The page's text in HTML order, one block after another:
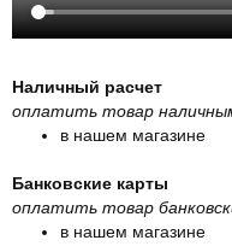
Наличный расчет
оплатить товар
в нашем магазине
Банковские карты
оплатить товар
в нашем магазине